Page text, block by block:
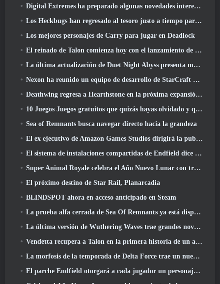
Digital Extremes ha preparado algunas novedades interesantes para celebrar el Año Nuevo Lunar en Warframe
Los Heckbugs han regresado al tesoro justo a tiempo para la temporada del amor
Los mejores personajes de Carry para jugar en Deadlock
El reinado de Talon comienza hoy con el lanzamiento de la temporada de Overwatch 1: Conquista
La última actualización de Duet Night Abyss presenta monturas
Nexon ha reunido un equipo de desarrollo de StarCraft Shooter según un informe de un medio coreano
Deathwing regresa a Hearthstone en la próxima expansión de Cataclysm
10 Juegos Juegos gratuitos que quizás hayas olvidado y que participan en el PvP Fest de Steam
Sea of ​​Remnants busca navegar directo hacia la grandeza
El ex ejecutivo de Amazon Games Studios dirigirá la publicación occidental de Aion 2
El sistema de instalaciones compartidas de Endfield dice sobre los jugadores
Super Animal Royale celebra el Año Nuevo Lunar con tres semanas de eventos de Super Horse
El próximo destino de Star Rail, Planarcadia
BLINDSPOT ahora en acceso anticipado en Steam
La prueba alfa cerrada de Sea Of Remnants ya está disponible
La última versión de Wuthering Waves trae grandes novedades y cambios en la calidad de vida
Vendetta recupera a Talon en la primera historia de un año de duración en Overwatch (Sin "2", Blizzard está dejando eso)
La morfosis de la temporada de Delta Force trae un nuevo mapa, Modos, Y mejoras solicitadas por los jugadores
El parche Endfield otorgará a cada jugador un personaje gratuito de seis estrellas de su elección